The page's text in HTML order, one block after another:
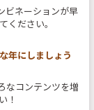
ビネーションが早
ください。
年にしましょう
なコンテンツを増
！